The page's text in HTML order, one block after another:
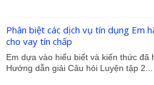
Phân biệt các dịch vụ tín dụng Em
cho vay tín chấp
Em dựa vào hiểu biết và kiến thức đã
Hướng dẫn giải Câu hỏi Luyện tập 2...